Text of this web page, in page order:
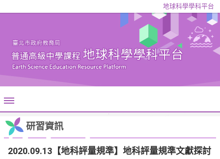
地球科學學科平台
研習資訊
2020.09.13【地科評量規準】地科評量規準文獻探討